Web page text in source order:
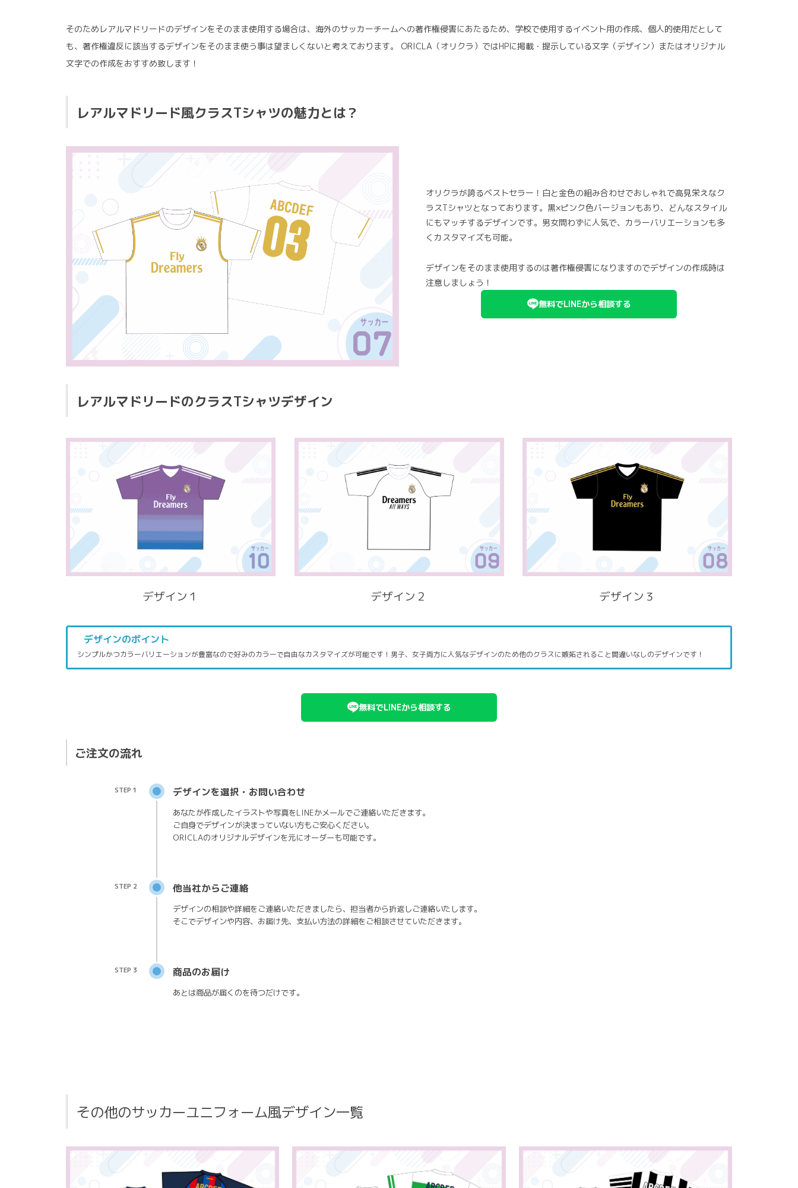
そのためレアルマドリードのデザインをそのまま使用する場合は、海外のサッカーチームへの著作権侵害にあたるため、学校で使用するイベント用の作成、個人的使用だとして
も、著作権違反に該当するデザインをそのまま使う事は望ましくないと考えております。 ORICLA（オリクラ）ではHPに掲載・提示している文字（デザイン）またはオリジナル
文字での作成をおすすめ致します！
レアルマドリード風クラスTシャツの魅力とは？
オリクラが誇るベストセラー！白と金色の組み合わせでおしゃれで高見栄えなク
ラスTシャツとなっております。黒×ピンク色バージョンもあり、どんなスタイル
にもマッチするデザインです。男女問わずに人気で、カラーバリエーションも多
くカスタマイズも可能。
デザインをそのまま使用するのは著作権侵害になりますのでデザインの作成時は
注意しましょう！
無料でLINEから相談する
レアルマドリードのクラスTシャツデザイン
デザイン１ デザイン２ デザイン３
デザインのポイント
シンプルかつカラーバリエーションが豊富なので好みのカラーで自由なカスタマイズが可能です！男子、女子両方に人気なデザインのため他のクラスに嫉妬されること間違いなしのデザインです！
無料でLINEから相談する
ご注文の流れ
STEP 1 デザインを選択・お問い合わせ
あなたが作成したイラストや写真をLINEかメールでご連絡いただきます。
ご自身でデザインが決まっていない方もご安心ください。
ORICLAのオリジナルデザインを元にオーダーも可能です。
STEP 2 他当社からご連絡
デザインの相談や詳細をご連絡いただきましたら、担当者から折返しご連絡いたします。
そこでデザインや内容、お届け先、支払い方法の詳細をご相談させていただきます。
STEP 3 商品のお届け
あとは商品が届くのを待つだけです。
その他のサッカーユニフォーム風デザイン一覧